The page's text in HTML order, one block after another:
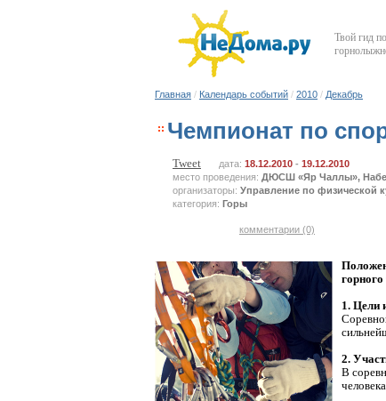
Твой гид по
Главная / Календарь событий / 2010 / Декабрь
Чемпионат по
Tweet дата: 18.12.2010 - 19.12.2010
место проведения: ДЮСШ «Яр Чаллы»,
организаторы: Управление по физической
категория: Горы
комментарии (0)
1. Цели
2.
В